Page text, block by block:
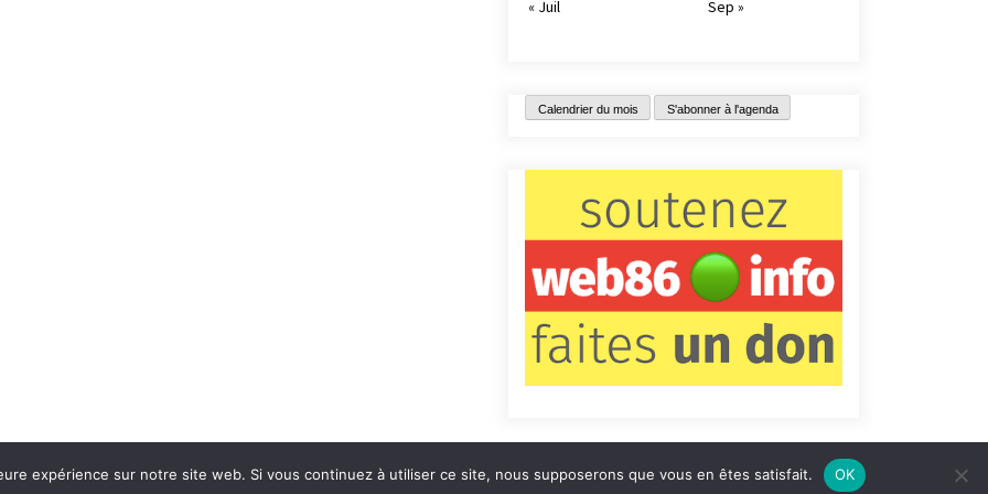
« Juil
Sep »
Calendrier du mois S'abonner à l'agenda
Contact Qui sommes-nous ? Informations légales
expérience sur notre site web. Si vous continuez à utiliser ce site, nous supposerons que vous en êtes satisfait. OK